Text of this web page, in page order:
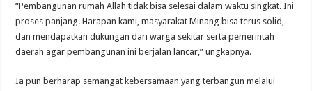
“Pembangunan rumah Allah tidak bisa selesai dalam waktu singkat. Ini
proses panjang. Harapan kami, masyarakat Minang bisa terus solid,
dan mendapatkan dukungan dari warga sekitar serta pemerintah
daerah agar pembangunan ini berjalan lancar,” ungkapnya.
Ia pun berharap semangat kebersamaan yang terbangun melalui